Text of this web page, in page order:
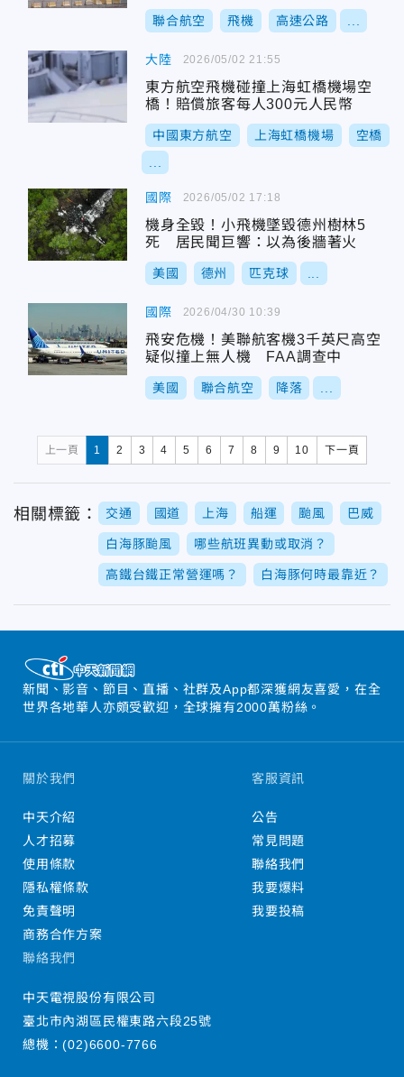
聯合航空 飛機 高速公路
大陸
東方航空飛機碰撞上海虹橋機場空
橋！賠償旅客每人300元人民幣
中國東方航空 上海虹橋機場 空橋
2026/05/02 21:55
國際
機身全毀！小飛機墜毀德州樹林5
死 居民聞巨響：以為後牆著火
美國 德州 匹克球
2026/05/02 17:18
國際
飛安危機！美聯航客機3千英尺高空
疑似撞上無人機 FAA調查中
美國 聯合航空 降落
2026/04/30 10:39
上一頁 1 2 3 4 5 6 7 8 9 10 下一頁
相關標籤： 交通 國道 上海 船運 颱風 巴威
白海豚颱風 哪些航班異動或取消？
高鐵台鐵正常營運嗎？ 白海豚何時最靠近？
新聞、影音、節目、直播、社群及App都深獲網友喜愛，在全
世界各地華人亦頗受歡迎，全球擁有2000萬粉絲。
關於我們
中天介紹
人才招募
使用條款
隱私權條款
免責聲明
商務合作方案
客服資訊
公告
常見問題
聯絡我們
我要爆料
我要投稿
聯絡我們
中天電視股份有限公司
臺北市內湖區民權東路六段25號
總機：(02)6600-7766